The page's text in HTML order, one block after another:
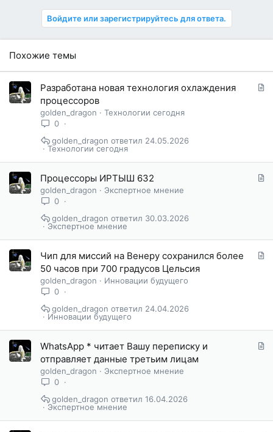
Войдите или зарегистрируйтесь для ответа.
Похожие темы
С
Разработана новая технология охлаждения
процессоров
golden_dragon
Технологии сегодня
0
Технологии сегодня
24.05.2026
golden_dragon
С
Процессоры ИРТЫШ 632
golden_dragon
Экспертное мнение
0
Экспертное мнение
30.03.2026
golden_dragon
С
Чип для миссий на Венеру сохранился более
50 часов при 700 градусов Цельсия
golden_dragon
Инновации будущего
0
Инновации будущего
24.04.2026
golden_dragon
С
WhatsApp * читает Вашу переписку и
отправляет данные третьим лицам
golden_dragon
Экспертное мнение
0
Экспертное мнение
16.04.2026
golden_dragon